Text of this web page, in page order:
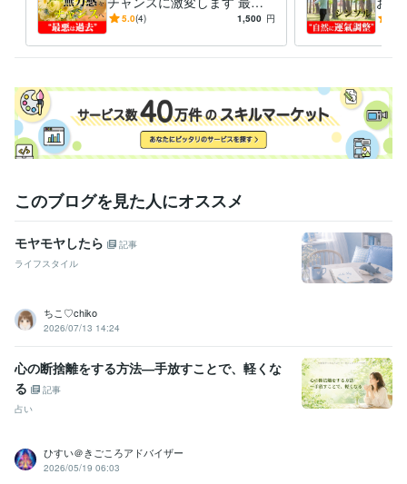
を過去に――エネルギーの反
5.0(4) 1,500 円
みま
このブログを見た人にオススメ
モヤモヤしたら
記事
ライフスタイル
ちこ♡chiko
2026/07/13 14:24
心の断捨離をする方法―手放すことで、軽くな
る
記事
占い
ひすい＠きごころアドバイザー
2026/05/19 06:03